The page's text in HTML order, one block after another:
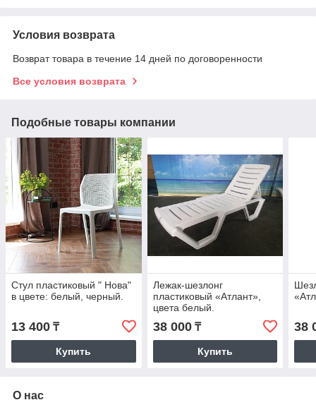
Условия возврата
Возврат товара в течение 14 дней по договоренности
Все условия возврата
Подобные товары компании
Стул пластиковый " Нова"
в цвете: белый, черный.
13 400 ₸
Купить
Лежак-шезлонг
пластиковый «Атлант»,
цвета белый.
38 000₸
Купить
38
О нас